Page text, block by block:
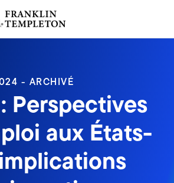
- ARCHIVÉ
Perspectives
aux États-